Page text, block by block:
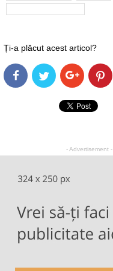
Ți-a plăcut acest articol?
- Advertisement -